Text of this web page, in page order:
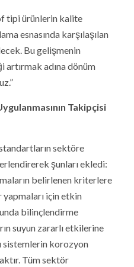
tipi ürünlerin kalite
esnasında karşılaşılan
Bu gelişmenin
adına dönüm
Takipçisi
sektöre
şunları ekledi:
belirlenen kriterlere
için etkin
bilinçlendirme
suyun zararlı etkilerine
sistemlerin korozyon
Tüm sektör